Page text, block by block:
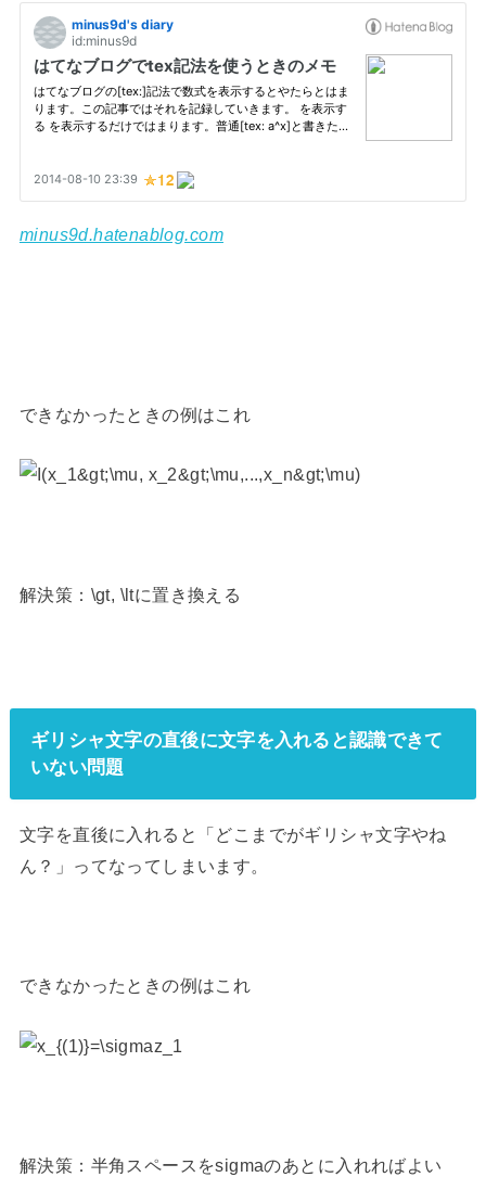
minus9d.hatenablog.com
できなかったときの例はこれ
解決策：\gt, \ltに置き換える
ギリシャ文字の直後に文字を入れると認識できて
いない問題
文字を直後に入れると「どこまでがギリシャ文字やね
ん？」ってなってしまいます。
できなかったときの例はこれ
解決策：半角スペースをsigmaのあとに入れればよい